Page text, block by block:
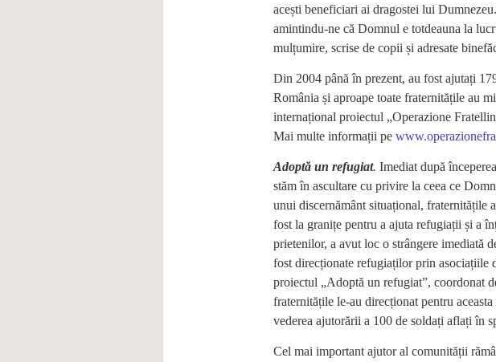
acești beneficiari ai dragostei lui
amintindu-ne că Domnul e totdeauna la
mulțumire, scrise de copii și adresate
Din 2004 până în prezent, au fost ajutați
România și aproape toate fraternitățile au
internațional proiectul „Operazione
Mai multe informații pe
Adoptă un refugiat. Imediat după
stăm în ascultare cu privire la ceea ce
unui discernământ situațional,
fost la granițe pentru a ajuta refugiații și a
prietenilor, a avut loc o strângere imediată
fost direcționate refugiaților prin
proiectul „Adoptă un refugiat”, coordonat
fraternitățile le-au direcționat pentru
vederea ajutorării a 100 de soldați aflați în
Cel mai important ajutor al comunității